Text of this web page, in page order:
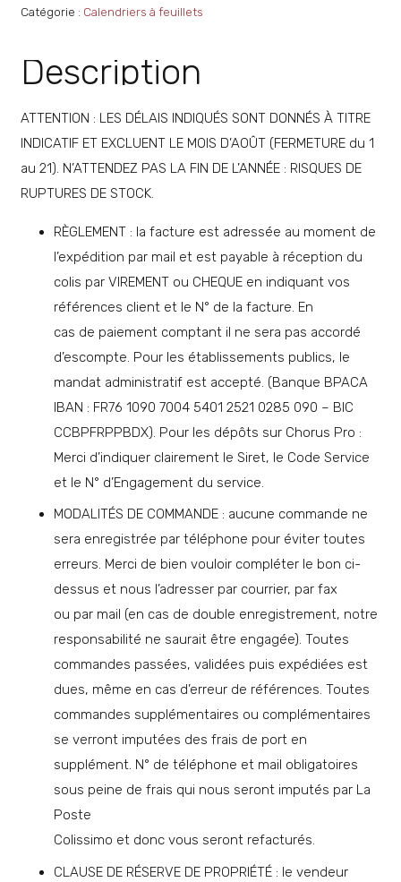
Catégorie : Calendriers à feuillets
Description
ATTENTION : LES DÉLAIS INDIQUÉS SONT DONNÉS À TITRE
INDICATIF ET EXCLUENT LE MOIS D’AOÛT (FERMETURE du 1
au 21). N’ATTENDEZ PAS LA FIN DE L’ANNÉE : RISQUES DE
RUPTURES DE STOCK.
RÈGLEMENT : la facture est adressée au moment de
l’expédition par mail et est payable à réception du
colis par VIREMENT ou CHEQUE en indiquant vos
références client et le N° de la facture. En
cas de paiement comptant il ne sera pas accordé
d’escompte. Pour les établissements publics, le
mandat administratif est accepté. (Banque BPACA
IBAN : FR76 1090 7004 5401 2521 0285 090 – BIC
CCBPFRPPBDX). Pour les dépôts sur Chorus Pro :
Merci d’indiquer clairement le Siret, le Code Service
et le N° d’Engagement du service.
MODALITÉS DE COMMANDE : aucune commande ne
sera enregistrée par téléphone pour éviter toutes
erreurs. Merci de bien vouloir compléter le bon ci-
dessus et nous l’adresser par courrier, par fax
ou par mail (en cas de double enregistrement, notre
responsabilité ne saurait être engagée). Toutes
commandes passées, validées puis expédiées est
dues, même en cas d’erreur de références. Toutes
commandes supplémentaires ou complémentaires
se verront imputées des frais de port en
supplément. N° de téléphone et mail obligatoires
sous peine de frais qui nous seront imputés par La
Poste
Colissimo et donc vous seront refacturés.
CLAUSE DE RÉSERVE DE PROPRIÉTÉ : le vendeur